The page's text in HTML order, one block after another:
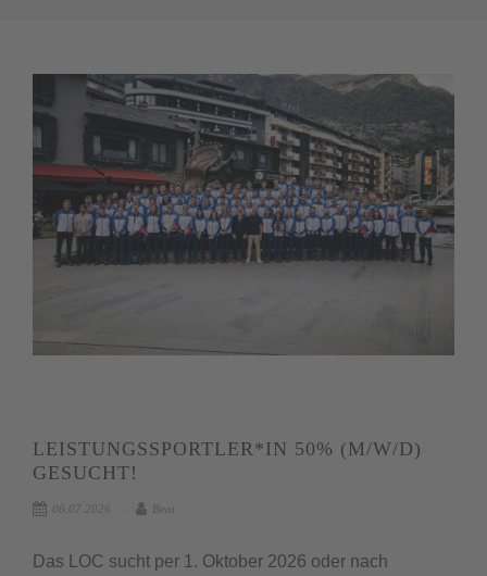
LEISTUNGSSPORTLER*IN 50% (M/W/D)
GESUCHT!
06.07.2026 Beat
Das LOC sucht per 1. Oktober 2026 oder nach